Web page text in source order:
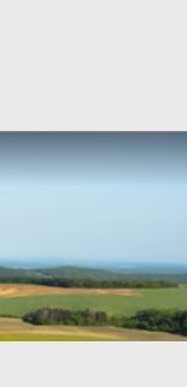
Monselice